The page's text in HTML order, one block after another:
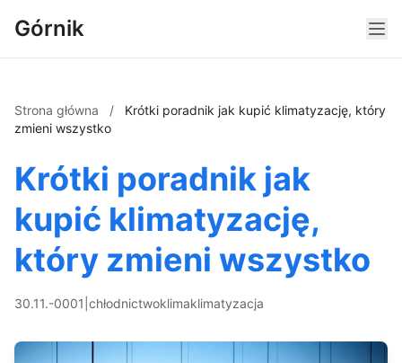
Górnik
Strona główna /
Krótki poradnik jak kupić klimatyzację, który
zmieni wszystko
Krótki poradnik jak
kupić klimatyzację,
który zmieni wszystko
30.11.-0001 chłodnictwoklimaklimatyzacja